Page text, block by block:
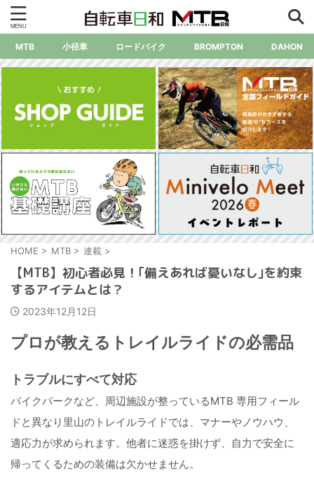
MTB 小径車 ロードバイク BROMPTON DAHON
HOME > MTB > 連載 >
【MTB】初心者必見！｢備えあれば憂いなし｣を約束
するアイテムとは？
2023年12月12日
プロが教えるトレイルライドの必需品
トラブルにすべて対応
バイクパークなど、周辺施設が整っているMTB 専用フィール
ドと異なり里山のトレイルライドでは、マナーやノウハウ、
適応力が求められます。他者に迷惑を掛けず、自力で安全に
帰ってくるための装備は欠かせません。